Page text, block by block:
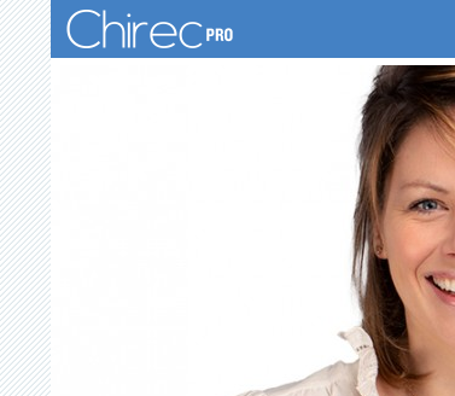
Zoeken